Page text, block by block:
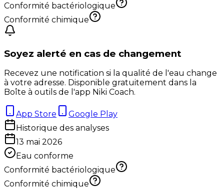
Conformité bactériologique
Conformité chimique
Soyez alerté en cas de changement
Recevez une notification si la qualité de l'eau change
à votre adresse. Disponible gratuitement dans la
Boîte à outils de l'app Niki Coach.
App Store
Google Play
Historique des analyses
13 mai 2026
Eau conforme
Conformité bactériologique
Conformité chimique